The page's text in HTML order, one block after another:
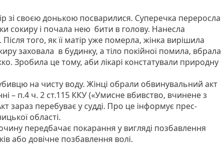
зі своєю донькою посварилися. Суперечка переросла
сокиру і почала нею бити в голову. Нанесла
того, як її матір уже померла, жінка вирішила
заховала в будинку, а тіло покійної помила, вбрала
Зробила це тому, аби лікарі констатували природну
на чисту воду. Жінці обрали обвинувальний акт
– п.4 ч. 2 ст.115 ККУ («Умисне вбивство, вчинене з
зараз перебуває у судді. Про це інформує прес-
області.
передбачає покарання у вигляді позбавлення
або довічне позбавлення волі.